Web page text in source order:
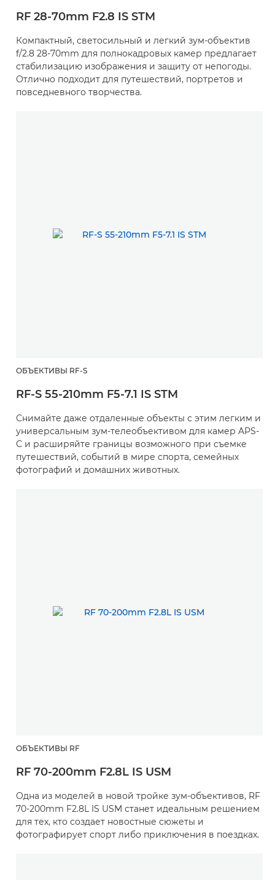
RF 28-70mm F2.8 IS STM
Компактный, светосильный и легкий зум-объектив
f/2.8 28-70mm для полнокадровых камер предлагает
стабилизацию изображения и защиту от непогоды.
Отлично подходит для путешествий, портретов и
повседневного творчества.
ОБЪЕКТИВЫ RF-S
RF-S 55-210mm F5-7.1 IS STM
Снимайте даже отдаленные объекты с этим легким и
универсальным зум-телеобъективом для камер APS-
C и расширяйте границы возможного при съемке
путешествий, событий в мире спорта, семейных
фотографий и домашних животных.
ОБЪЕКТИВЫ RF
RF 70-200mm F2.8L IS USM
Одна из моделей в новой тройке зум-объективов, RF
70-200mm F2.8L IS USM станет идеальным решением
для тех, кто создает новостные сюжеты и
фотографирует спорт либо приключения в поездках.